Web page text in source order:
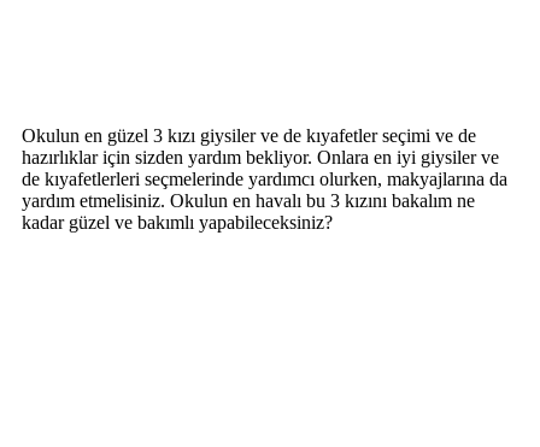
Okulun en güzel 3 kızı giysiler ve de kıyafetler seçimi ve de
hazırlıklar için sizden yardım bekliyor. Onlara en iyi giysiler ve
de kıyafetlerleri seçmelerinde yardımcı olurken, makyajlarına da
yardım etmelisiniz. Okulun en havalı bu 3 kızını bakalım ne
kadar güzel ve bakımlı yapabileceksiniz?